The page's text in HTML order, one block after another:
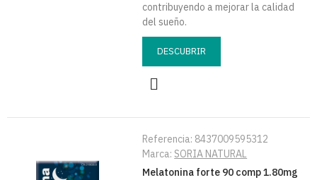
contribuyendo a mejorar la calidad
del sueño.
DESCUBRIR
Referencia: 8437009595312
Marca: SORIA NATURAL
Melatonina forte 90 comp 1.80mg